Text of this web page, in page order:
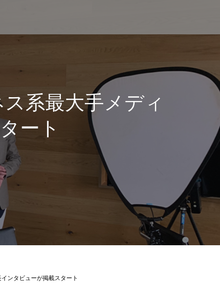
系最大手メディ
ート
ンタビューが掲載スタート